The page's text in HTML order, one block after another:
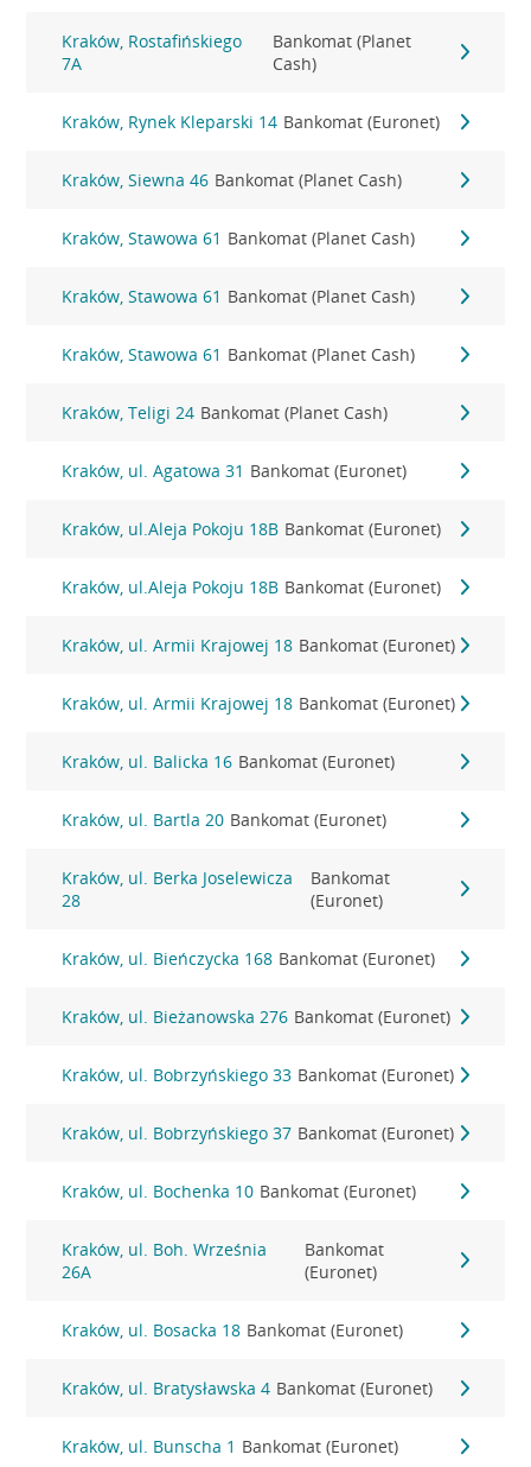
Kraków, Rostafińskiego
7A
Bankomat (Planet
Cash)
Kraków, Rynek Kleparski 14 Bankomat (Euronet)
Kraków, Siewna 46 Bankomat (Planet Cash)
Kraków, Stawowa 61 Bankomat (Planet Cash)
Kraków, Stawowa 61 Bankomat (Planet Cash)
Kraków, Stawowa 61 Bankomat (Planet Cash)
Kraków, Teligi 24 Bankomat (Planet Cash)
Kraków, ul. Agatowa 31 Bankomat (Euronet)
Kraków, ul.Aleja Pokoju 18B Bankomat (Euronet)
Kraków, ul.Aleja Pokoju 18B Bankomat (Euronet)
Kraków, ul. Armii Krajowej 18 Bankomat (Euronet)
Kraków, ul. Armii Krajowej 18 Bankomat (Euronet)
Kraków, ul. Balicka 16 Bankomat (Euronet)
Kraków, ul. Bartla 20 Bankomat (Euronet)
Kraków, ul. Berka Joselewicza
28
Bankomat
(Euronet)
Kraków, ul. Bieńczycka 168 Bankomat (Euronet)
Kraków, ul. Bieżanowska 276 Bankomat (Euronet)
Kraków, ul. Bobrzyńskiego 33 Bankomat (Euronet)
Kraków, ul. Bobrzyńskiego 37 Bankomat (Euronet)
Kraków, ul. Bochenka 10 Bankomat (Euronet)
Kraków, ul. Boh. Września
26A
Bankomat
(Euronet)
Kraków, ul. Bosacka 18 Bankomat (Euronet)
Kraków, ul. Bratysławska 4 Bankomat (Euronet)
Kraków, ul. Bunscha 1 Bankomat (Euronet)